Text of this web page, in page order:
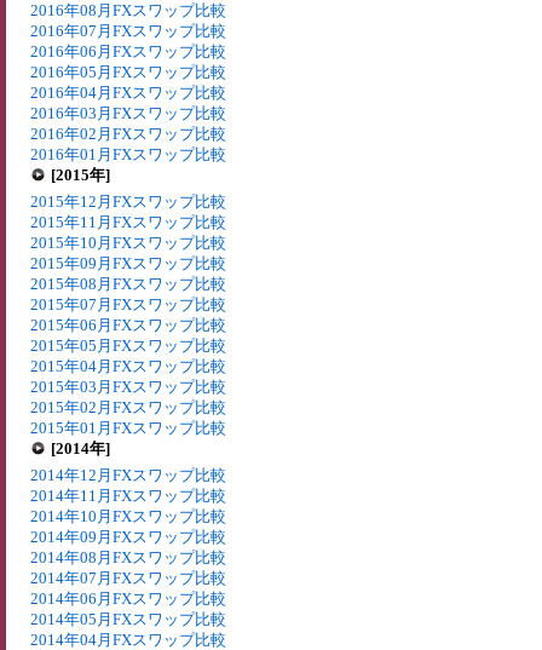
2016年08月FXスワップ比較
2016年07月FXスワップ比較
2016年06月FXスワップ比較
2016年05月FXスワップ比較
2016年04月FXスワップ比較
2016年03月FXスワップ比較
2016年02月FXスワップ比較
2016年01月FXスワップ比較
[2015年]
2015年12月FXスワップ比較
2015年11月FXスワップ比較
2015年10月FXスワップ比較
2015年09月FXスワップ比較
2015年08月FXスワップ比較
2015年07月FXスワップ比較
2015年06月FXスワップ比較
2015年05月FXスワップ比較
2015年04月FXスワップ比較
2015年03月FXスワップ比較
2015年02月FXスワップ比較
2015年01月FXスワップ比較
[2014年]
2014年12月FXスワップ比較
2014年11月FXスワップ比較
2014年10月FXスワップ比較
2014年09月FXスワップ比較
2014年08月FXスワップ比較
2014年07月FXスワップ比較
2014年06月FXスワップ比較
2014年05月FXスワップ比較
2014年04月FXスワップ比較